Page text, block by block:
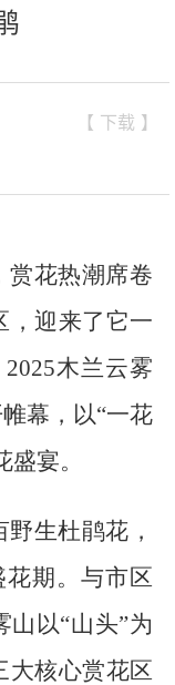
【 下载 】
赏花热潮席卷
，迎来了它一
木兰云雾
幕，以“一花
宴。
生杜鹃花，
期。与市区
以“山头”为
大核心赏花区